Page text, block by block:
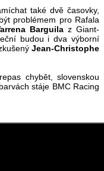
také dvě časovky,
problémem pro Rafala
Barguila z Giant-
budou i dva výborní
Jean-Christophe
chybět, slovenskou
stáje BMC Racing